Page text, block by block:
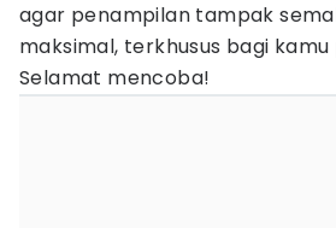
agar penampilan tampak
maksimal, terkhusus bagi kamu
Selamat mencoba!